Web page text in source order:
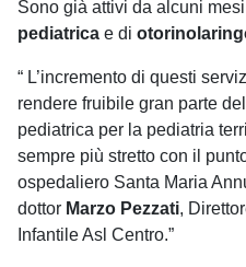
Sono già attivi da alcuni mesi
pediatrica e di
“ L’incremento di questi
rendere fruibile gran parte
pediatrica per la pediatria
sempre più stretto con il
ospedaliero Santa Maria
dottor Marzo Pezzati,
Infantile Asl Centro.”